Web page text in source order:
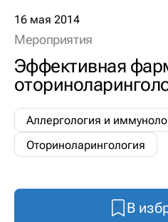
16 мая 2014
Мероприятия
Эффективная
Аллергология и
Оториноларингология
В